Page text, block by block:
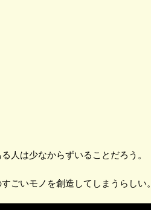
人は少なからずいることだろう。
ごいモノを創造してしまうらしい。